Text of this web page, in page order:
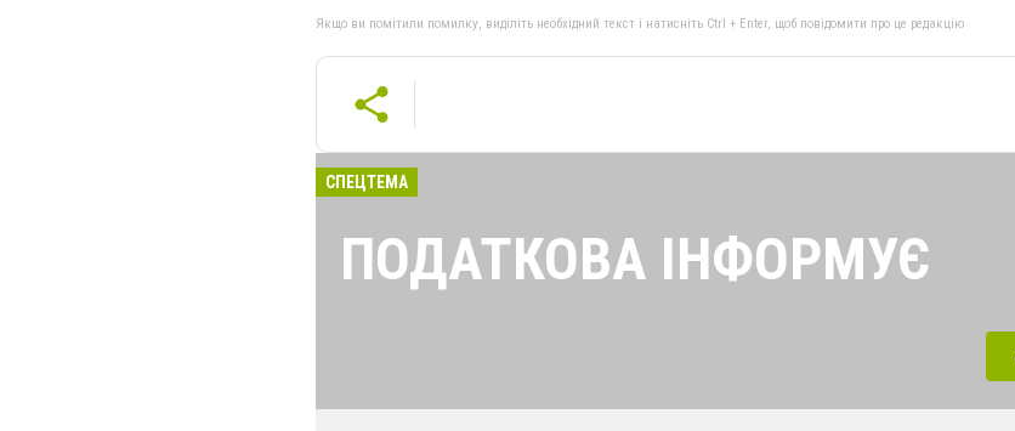
Якщо ви помітили помилку, виділіть необхідний текст і натисніть Ctrl + Enter, щоб повідомити про це редакцію
СПЕЦТЕМА
ПОДАТКОВА ІНФОРМУЄ